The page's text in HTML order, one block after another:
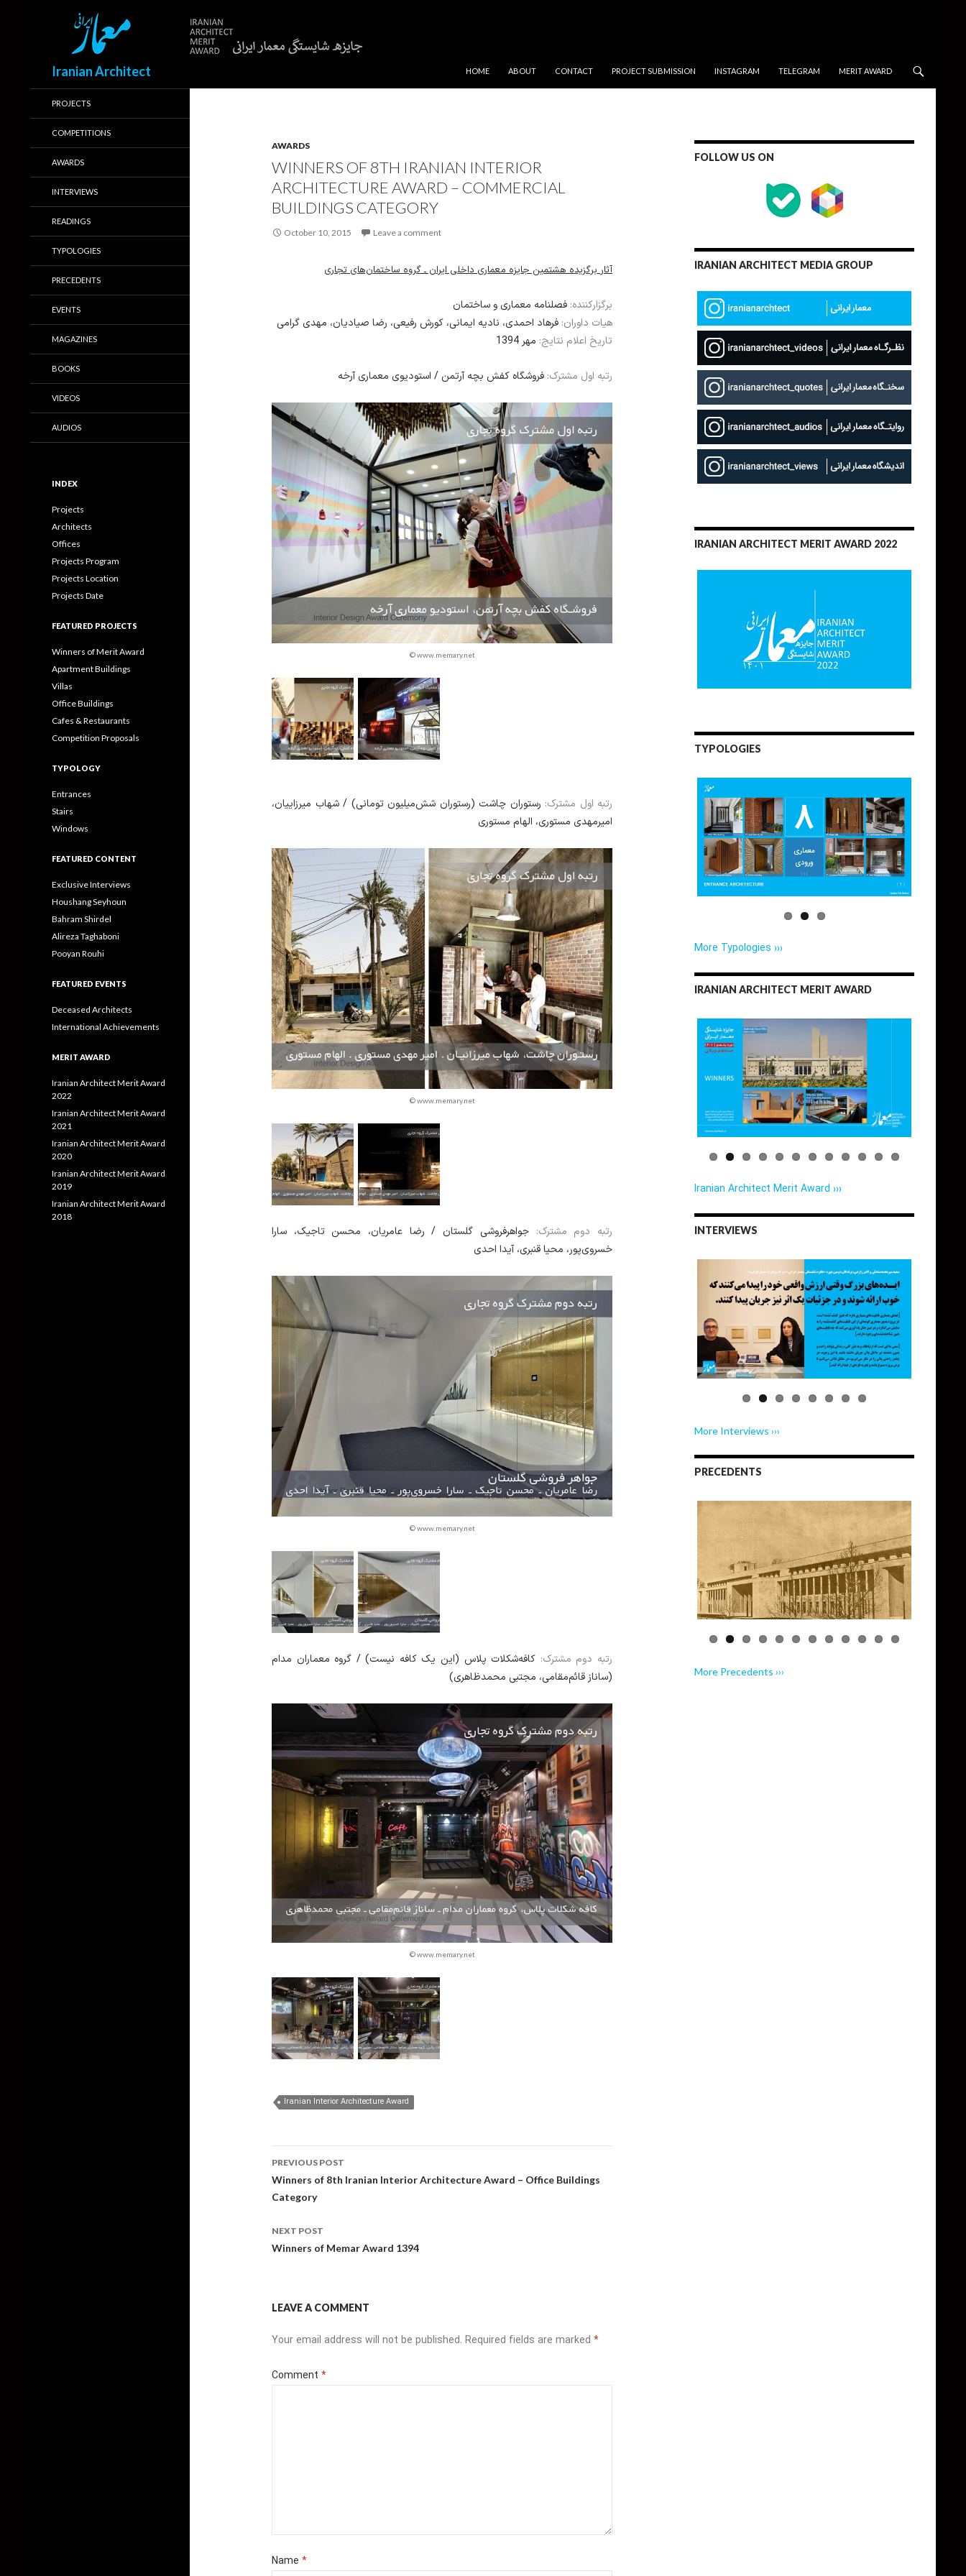
Iranian Architect
HOME
ABOUT CONTACT PROJECT SUBMISSION INSTAGRAM TELEGRAM MERIT AWARD
AWARDS
WINNERS OF 8TH IRANIAN INTERIOR
ARCHITECTURE AWARD – COMMERCIAL
BUILDINGS CATEGORY
October 10, 2015 Leave a comment
آثار برگزیده هشتمین جایزه معماری داخلی ایران ـ گروه ساختمان‌های تجاری
برگزارکننده: فصلنامه معماری و ساختمان
هیات داوران: فرهاد احمدی، نادیه ایمانی، کورش رفیعی، رضا صیادیان، مهدی گرامی
تاریخ اعلام نتایج: مهر 1394
رتبه اول مشترک: فروشگاه کفش بچه آرتمن / استودیوی معماری آرخه
© www.memary.net
رتبه اول مشترک: رستوران چاشت (رستوران شش‌میلیون تومانی) / شهاب میرزاییان،
امیرمهدی مستوری، الهام مستوری
© www.memary.net
رتبه دوم مشترک: جواهرفروشی گلستان / رضا عامریان، محسن تاجیک، سارا
خسروی‌پور، محیا قنبری، آیدا احدی
© www.memary.net
رتبه دوم مشترک: کافه‌شکلات پلاس (این یک کافه نیست) / گروه معماران مدام
(ساناز قائم‌مقامی، مجتبی محمدظاهری)
© www.memary.net
Iranian Interior Architecture Award
Post
navigation
PREVIOUS POST
Winners of 8th Iranian Interior Architecture Award – Office Buildings
Category
NEXT POST
Winners of Memar Award 1394
LEAVE A COMMENT
Your email address will not be published. Required fields are marked *
Comment *
Name *
FOLLOW US ON
IRANIAN ARCHITECT MEDIA GROUP
IRANIAN ARCHITECT MERIT AWARD 2022
TYPOLOGIES
More Typologies ›››
IRANIAN ARCHITECT MERIT AWARD
Iranian Architect Merit Award ›››
INTERVIEWS
More Interviews ›››
PRECEDENTS
More Precedents ›››
PROJECTS
COMPETITIONS
AWARDS
INTERVIEWS
READINGS
TYPOLOGIES
PRECEDENTS
EVENTS
MAGAZINES
BOOKS
VIDEOS
AUDIOS
INDEX
Projects
Architects
Offices
Projects Program
Projects Location
Projects Date
FEATURED PROJECTS
Winners of Merit Award
Apartment Buildings
Villas
Office Buildings
Cafes & Restaurants
Competition Proposals
TYPOLOGY
Entrances
Stairs
Windows
FEATURED CONTENT
Exclusive Interviews
Houshang Seyhoun
Bahram Shirdel
Alireza Taghaboni
Pooyan Rouhi
FEATURED EVENTS
Deceased Architects
International Achievements
MERIT AWARD
Iranian Architect Merit Award
2022
Iranian Architect Merit Award
2021
Iranian Architect Merit Award
2020
Iranian Architect Merit Award
2019
Iranian Architect Merit Award
2018